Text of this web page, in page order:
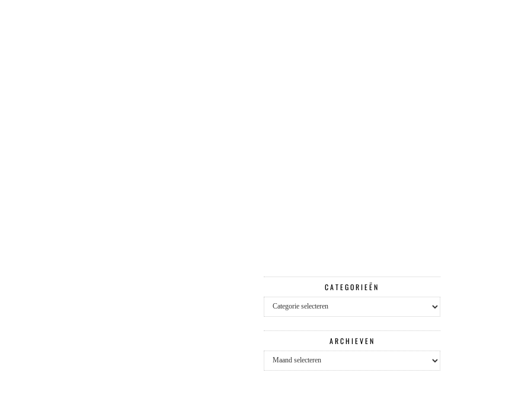
CATEGORIEËN
Categorieën
ARCHIEVEN
Archieven